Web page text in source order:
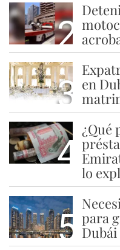
2
3 en
4
¿Qué
lo
5 para